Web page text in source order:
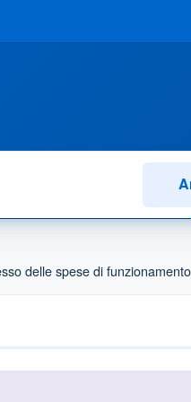
delle spese di funzionamento